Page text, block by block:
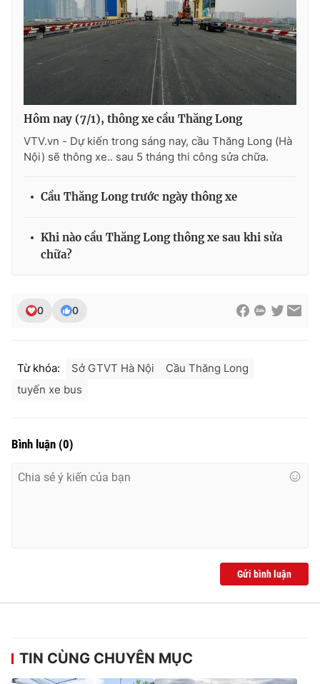
Ðiện thoại Thời báo VTV:
024.66 897 897
Email:toasoan@vtv.vn
Liên hệ quảng cáo:
024-7300.7108
® Cấm sao chép dưới mọi hình thức nếu không có sự chấp
Hôm nay (7/1), thông xe cầu Thăng Long
VTV.vn - Dự kiến trong sáng nay, cầu Thăng Long (Hà
Nội) sẽ thông xe.. sau 5 tháng thi công sửa chữa.
Cầu Thăng Long trước ngày thông xe
Khi nào cầu Thăng Long thông xe sau khi sửa
chữa?
0 0
Từ khóa: Sở GTVT Hà Nội
Cầu Thăng Long
tuyến xe bus
Bình luận (0)
Gửi bình luận
TIN CÙNG CHUYÊN MỤC